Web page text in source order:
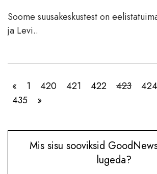
Soome suusakeskustest on
ja Levi..
« 1 420 421 422 423 424
435
»
Mis sisu sooviksid
lugeda?